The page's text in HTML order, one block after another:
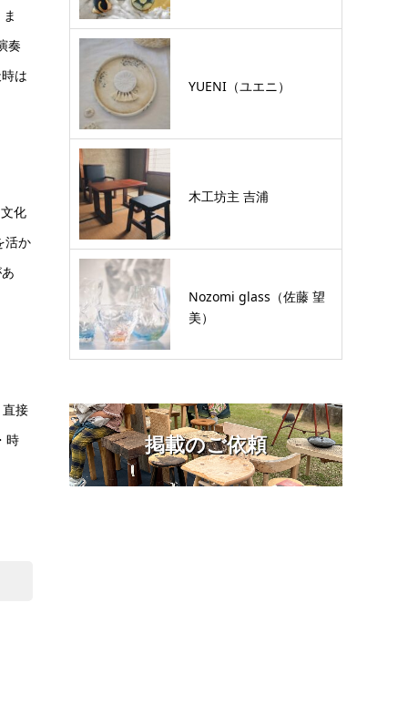
奏
は
化
活か
接
時
YUENI（ユエニ）
木工坊主 吉浦
Nozomi glass（佐藤 望
美）
掲載のご依頼